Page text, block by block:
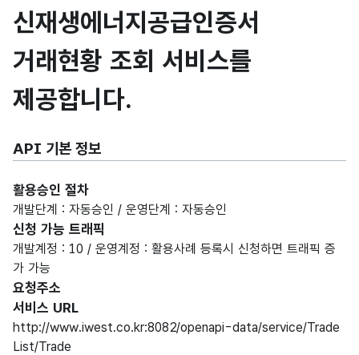
신재생에너지공급인증서
거래현황 조회 서비스를
제공합니다.
API 기본 정보
활용승인 절차
개발단계 : 자동승인 / 운영단계 : 자동승인
신청 가능 트래픽
개발계정 : 10 / 운영계정 : 활용사례 등록시 신청하면 트래픽 증
가 가능
요청주소
서비스 URL
http://www.iwest.co.kr:8082/openapi-data/service/Trade
List/Trade